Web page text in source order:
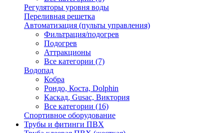
Регуляторы уровня воды
Переливная решетка
Автоматизация (пульты управления)
Фильтрация/подогрев
Подогрев
Аттракционы
Все категории (7)
Водопад
Кобра
Рондо, Коста, Dolphin
Каскад, Gusac, Виктория
Все категории (16)
Спортивное оборудование
Трубы и фитинги ПВХ